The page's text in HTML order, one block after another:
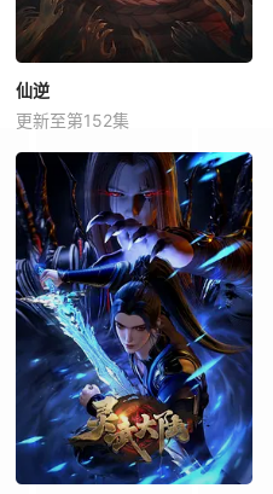
仙逆
更新至第152集